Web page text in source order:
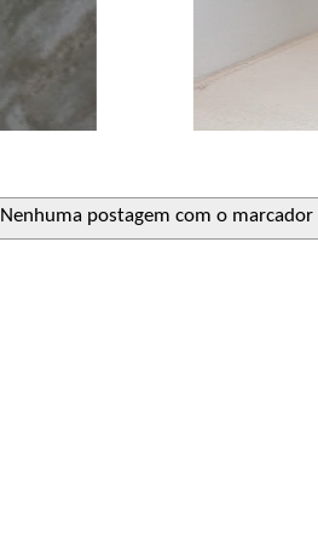
Nenhuma postagem com o marcador